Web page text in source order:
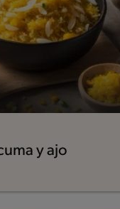
y ajo